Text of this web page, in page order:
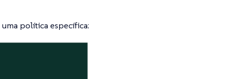
política específica: